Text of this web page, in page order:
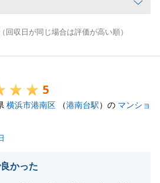
回収日が同じ場合は評価が高い順）
5
横浜市港南区 （港南台駅）の マンショ
かった